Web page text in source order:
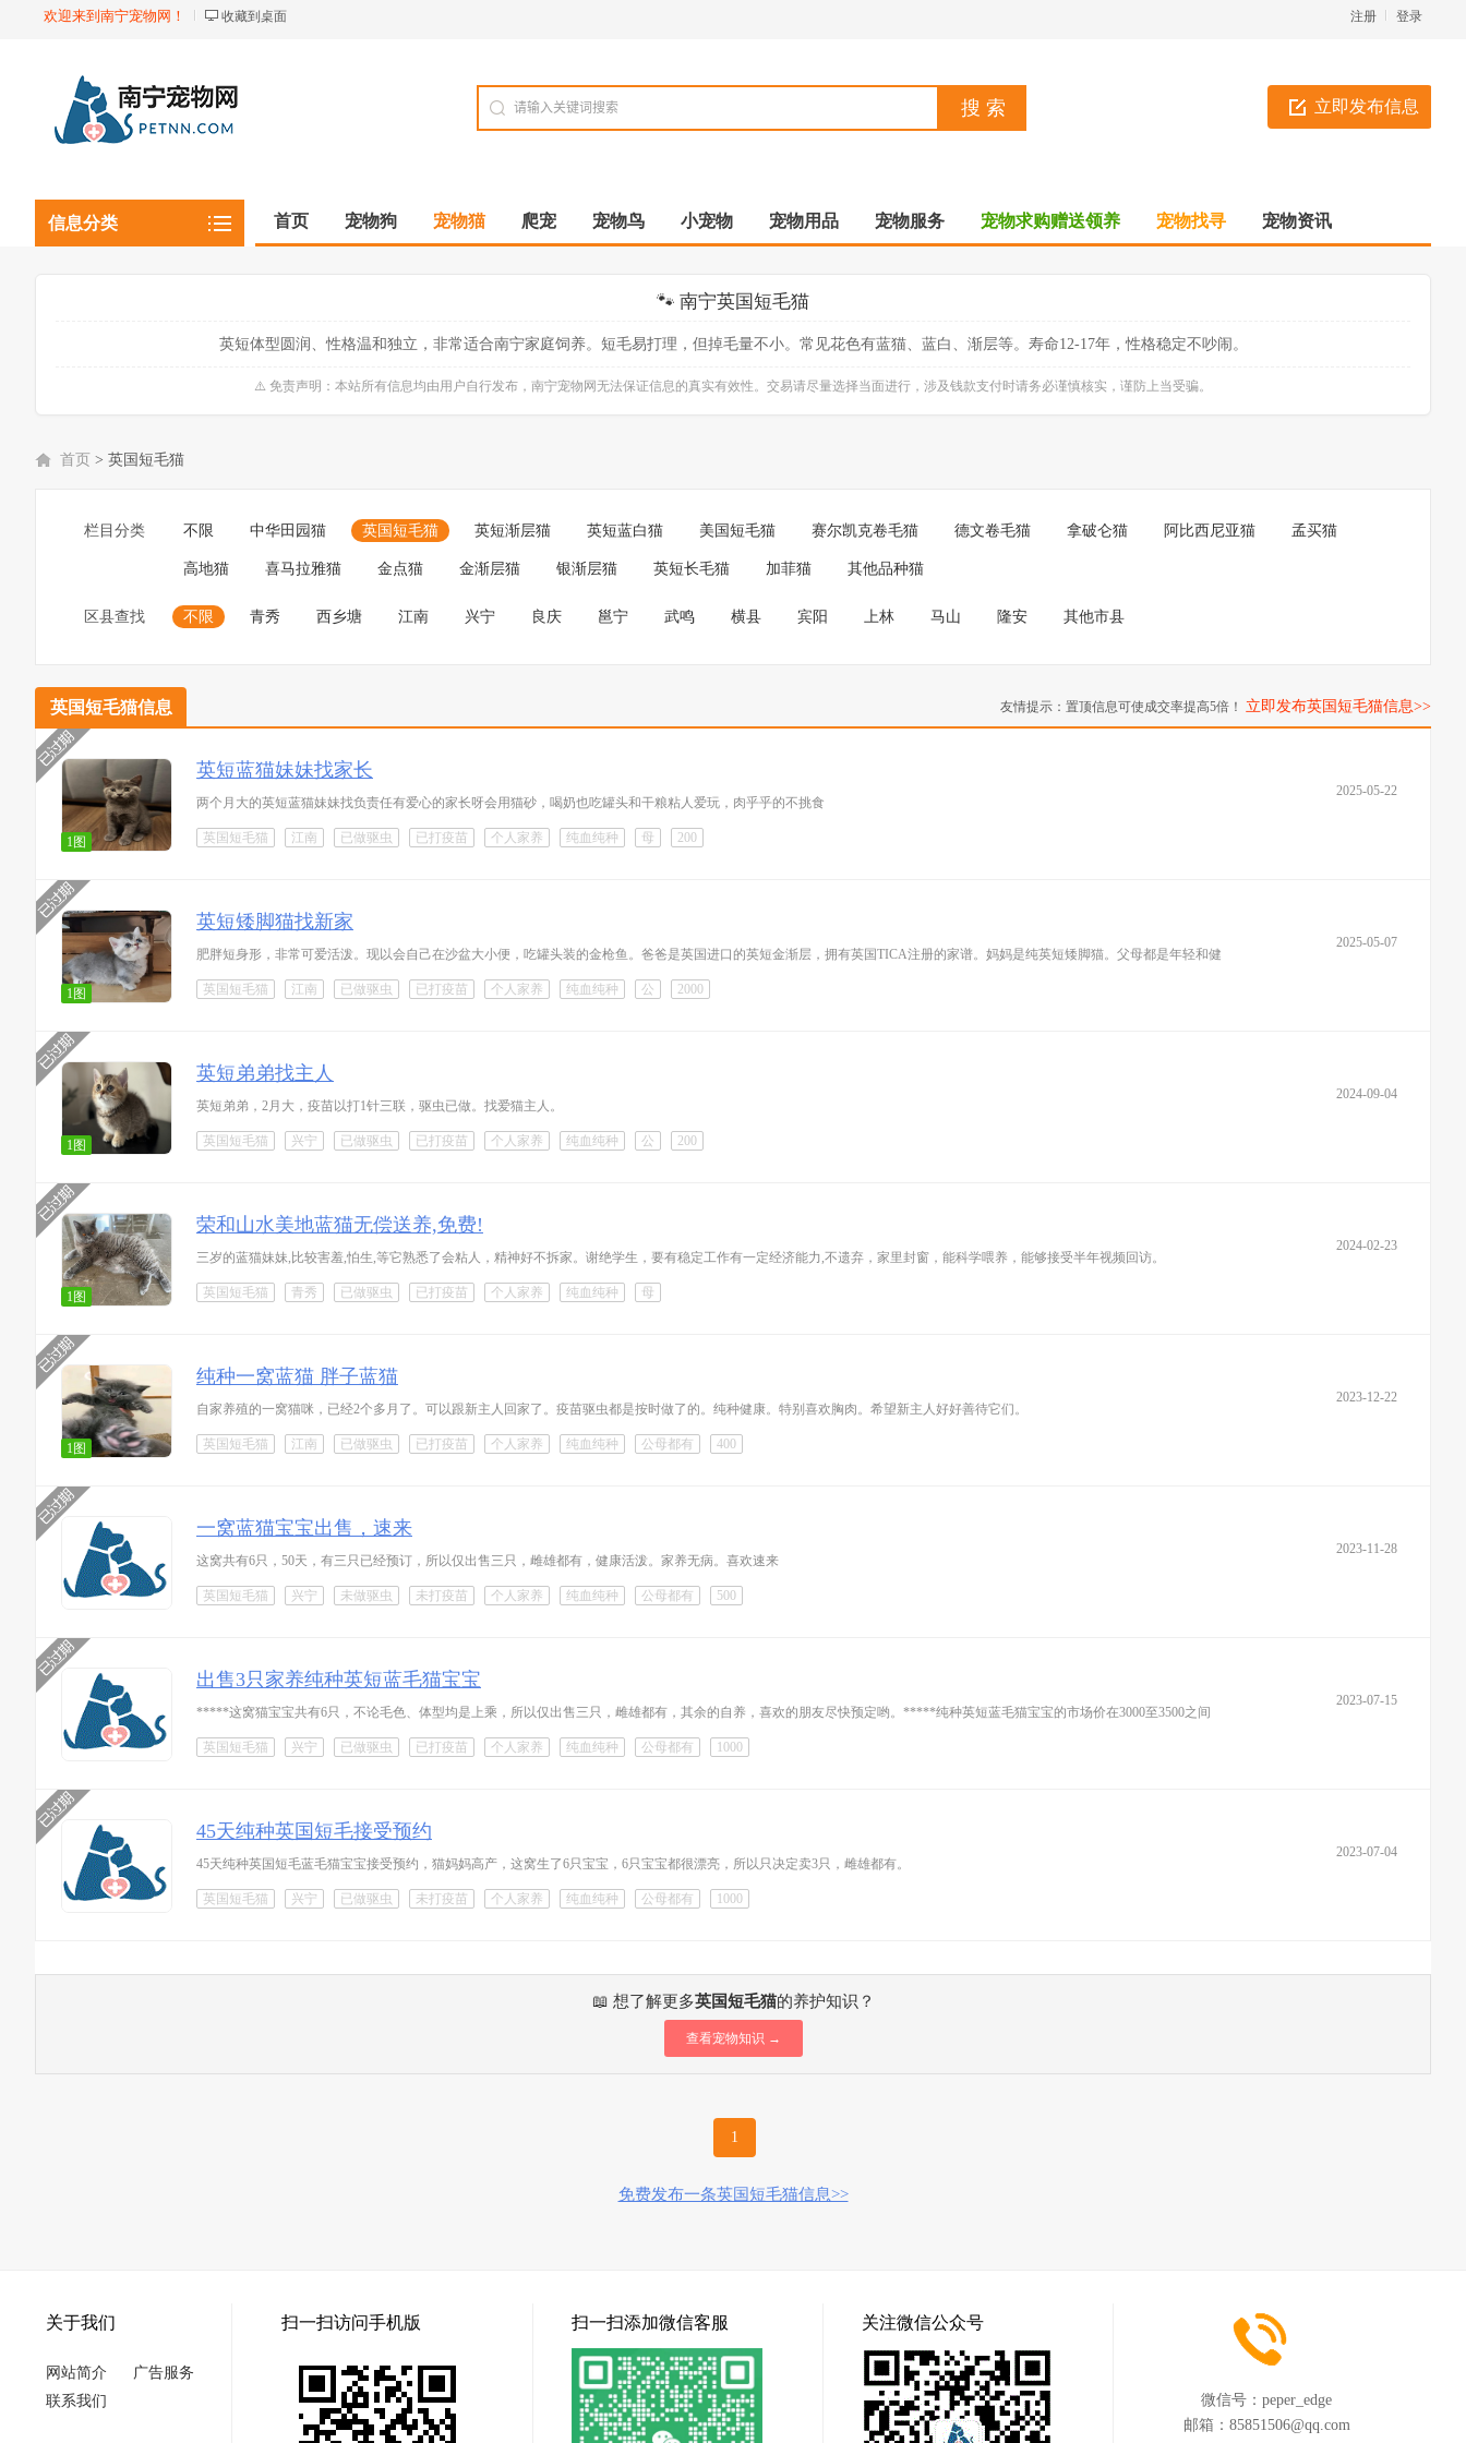
欢迎来到南宁宠物网！ 收藏到桌面 登录
注册
立即发布信息
信息分类 首页 宠物狗 宠物猫 爬宠 宠物鸟 小宠物 宠物用品 宠物服务 宠物求购赠送领养 宠物找寻 宠物资讯
🐾 南宁英国短毛猫
英短体型圆润、性格温和独立，非常适合南宁家庭饲养。短毛易打理，但掉毛量不小。常见花色有蓝猫、蓝白、渐层等。寿命12-17年，性格稳定不吵闹。
⚠️ 免责声明：本站所有信息均由用户自行发布，南宁宠物网无法保证信息的真实有效性。交易请尽量选择当面进行，涉及钱款支付时请务必谨慎核实，谨防上当受骗。
首页 > 英国短毛猫
栏目分类 不限 中华田园猫 英国短毛猫 英短渐层猫 英短蓝白猫 美国短毛猫 赛尔凯克卷毛猫 德文卷毛猫 拿破仑猫 阿比西尼亚猫 孟买猫
高地猫 喜马拉雅猫 金点猫 金渐层猫 银渐层猫 英短长毛猫 加菲猫 其他品种猫
区县查找 不限 青秀 西乡塘 江南 兴宁 良庆 邕宁 武鸣 横县 宾阳 上林 马山 隆安 其他市县
英国短毛猫信息 友情提示：置顶信息可使成交率提高5倍！ 立即发布英国短毛猫信息>>
1图
2025-05-22
英短蓝猫妹妹找家长
两个月大的英短蓝猫妹妹找负责任有爱心的家长呀会用猫砂，喝奶也吃罐头和干粮粘人爱玩，肉乎乎的不挑食
英国短毛猫 江南 已做驱虫 已打疫苗 个人家养 纯血纯种 母 200
1图
2025-05-07
英短矮脚猫找新家
肥胖短身形，非常可爱活泼。现以会自己在沙盆大小便，吃罐头装的金枪鱼。爸爸是英国进口的英短金渐层，拥有英国TICA注册的家谱。妈妈是纯英短矮脚猫。父母都是年轻和健
英国短毛猫 江南 已做驱虫 已打疫苗 个人家养 纯血纯种 公 2000
1图
2024-09-04
英短弟弟找主人
英短弟弟，2月大，疫苗以打1针三联，驱虫已做。找爱猫主人。
英国短毛猫 兴宁 已做驱虫 已打疫苗 个人家养 纯血纯种 公 200
1图
2024-02-23
荣和山水美地蓝猫无偿送养,免费!
三岁的蓝猫妹妹,比较害羞,怕生,等它熟悉了会粘人，精神好不拆家。谢绝学生，要有稳定工作有一定经济能力,不遗弃，家里封窗，能科学喂养，能够接受半年视频回访。
英国短毛猫 青秀 已做驱虫 已打疫苗 个人家养 纯血纯种 母
1图
2023-12-22
纯种一窝蓝猫 胖子蓝猫
自家养殖的一窝猫咪，已经2个多月了。可以跟新主人回家了。疫苗驱虫都是按时做了的。纯种健康。特别喜欢胸肉。希望新主人好好善待它们。
英国短毛猫 江南 已做驱虫 已打疫苗 个人家养 纯血纯种 公母都有 400
2023-11-28
一窝蓝猫宝宝出售，速来
这窝共有6只，50天，有三只已经预订，所以仅出售三只，雌雄都有，健康活泼。家养无病。喜欢速来
英国短毛猫 兴宁 未做驱虫 未打疫苗 个人家养 纯血纯种 公母都有 500
2023-07-15
出售3只家养纯种英短蓝毛猫宝宝
*****这窝猫宝宝共有6只，不论毛色、体型均是上乘，所以仅出售三只，雌雄都有，其余的自养，喜欢的朋友尽快预定哟。*****纯种英短蓝毛猫宝宝的市场价在3000至3500之间
英国短毛猫 兴宁 已做驱虫 已打疫苗 个人家养 纯血纯种 公母都有 1000
2023-07-04
45天纯种英国短毛接受预约
45天纯种英国短毛蓝毛猫宝宝接受预约，猫妈妈高产，这窝生了6只宝宝，6只宝宝都很漂亮，所以只决定卖3只，雌雄都有。
英国短毛猫 兴宁 已做驱虫 未打疫苗 个人家养 纯血纯种 公母都有 1000
📖 想了解更多英国短毛猫的养护知识？
查看宠物知识 →
1
免费发布一条英国短毛猫信息>>
关于我们
网站简介
广告服务
联系我们
扫一扫访问手机版 扫一扫添加微信客服 关注微信公众号
微信号： peper_edge
邮箱： 85851506@qq.com